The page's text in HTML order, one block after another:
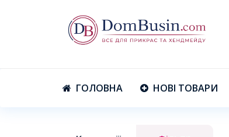
ГОЛОВНА НОВІ ТОВАРИ